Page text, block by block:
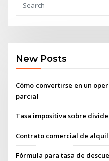
New Posts
Cómo convertirse en un
parcial
Tasa impositiva sobre
Contrato comercial de
Fórmula para tasa de